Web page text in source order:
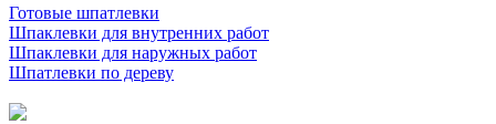
Готовые шпатлевки
Шпаклевки для внутренних работ
Шпаклевки для наружных работ
Шпатлевки по дереву